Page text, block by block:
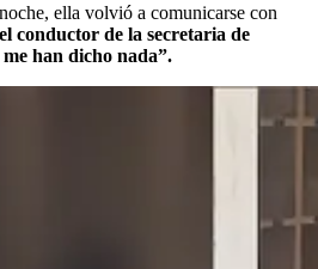
ella volvió a comunicarse con
conductor de la secretaria de
han dicho nada”.